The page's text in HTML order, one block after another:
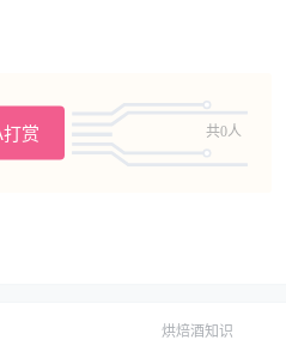
赏 共0人
烘焙酒知识